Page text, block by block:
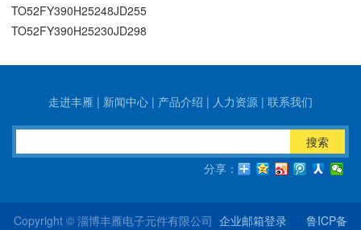
TO52FY390H25248JD255
TO52FY390H25230JD298
走进丰雁 | 新闻中心 | 产品介绍 | 人力资源 | 联系我们
搜索
分享：
Copyright © 淄博丰雁电子元件有限公司 企业邮箱登录
鲁ICP备